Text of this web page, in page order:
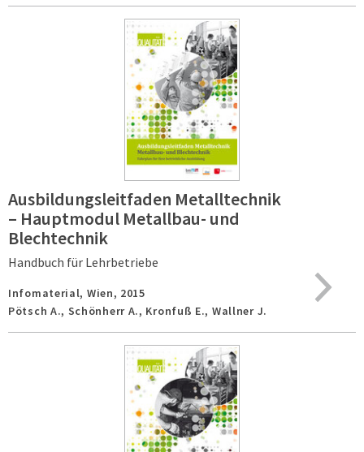
Ausbildungsleitfaden Metalltechnik
– Hauptmodul Metallbau- und
Blechtechnik
Handbuch für Lehrbetriebe
Infomaterial, Wien, 2015
Pötsch A., Schönherr A., Kronfuß E., Wallner J.